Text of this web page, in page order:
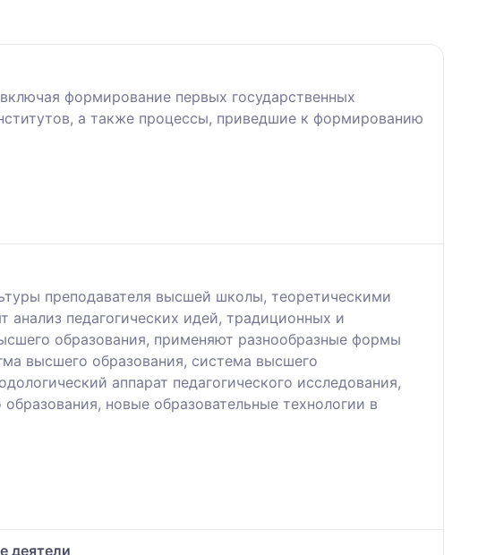
формирование первых государственных
а также процессы, приведшие к формированию
преподавателя высшей школы, теоретическими
анализ педагогических идей, традиционных и
образования, применяют разнообразные формы
высшего образования, система высшего
аппарат педагогического исследования,
новые образовательные технологии в
деятели